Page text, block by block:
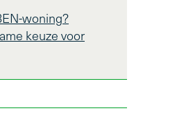
woning?
keuze voor